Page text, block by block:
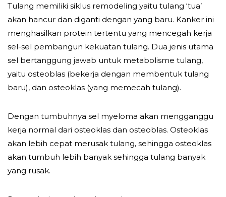
Tulang memiliki siklus remodeling yaitu tulang ‘tua’
akan hancur dan diganti dengan yang baru. Kanker ini
menghasilkan protein tertentu yang mencegah kerja
sel-sel pembangun kekuatan tulang. Dua jenis utama
sel bertanggung jawab untuk metabolisme tulang,
yaitu osteoblas (bekerja dengan membentuk tulang
baru), dan osteoklas (yang memecah tulang).
Dengan tumbuhnya sel myeloma akan mengganggu
kerja normal dari osteoklas dan osteoblas. Osteoklas
akan lebih cepat merusak tulang, sehingga osteoklas
akan tumbuh lebih banyak sehingga tulang banyak
yang rusak.